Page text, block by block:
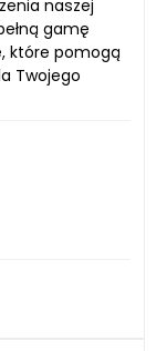
naszej
gamę
które pomogą
Twojego